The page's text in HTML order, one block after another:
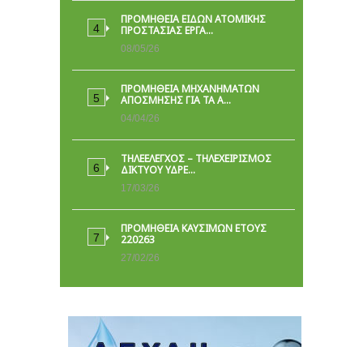
ΠΡΟΜΉΘΕΙΑ ΕΙΔΏΝ ΑΤΟΜΙΚΉΣ
ΠΡΟΣΤΑΣΊΑΣ ΕΡΓΑ…
08/05/26
ΠΡΟΜΗΘΕΙΑ ΜΗΧΑΝΗΜΑΤΩΝ
ΑΠΟΣΜΗΣΗΣ ΓΙΑ ΤΑ Α…
04/04/26
ΤΗΛΕΕΛΕΓΧΟΣ – ΤΗΛΕΧΕΙΡΙΣΜΟΣ
ΔΙΚΤΥΟΥ ΥΔΡΕ…
17/03/26
ΠΡΟΜΗΘΕΙΑ ΚΑΥΣΙΜΩΝ ΕΤΟΥΣ
220263
27/02/26